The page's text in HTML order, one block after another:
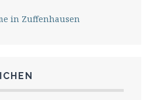
in Zuffenhausen